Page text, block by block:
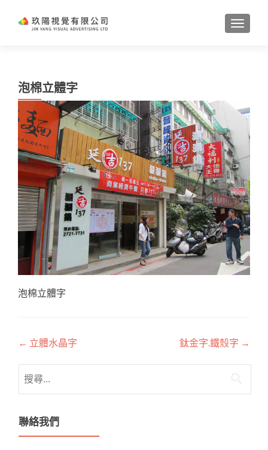
泡棉立體字
泡棉立體字
Post
navigation
← 立體水晶字 鈦金字.鐵殼字 →
尋
鍵
字:
聯絡我們